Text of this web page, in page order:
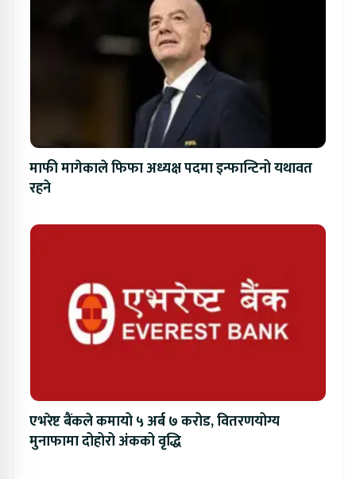
माफी मागेकाले फिफा अध्यक्ष पदमा इन्फान्टिनो यथावत
रहने
एभरेष्ट बैंकले कमायो ५ अर्ब ७ करोड, वितरणयोग्य
मुनाफामा दोहोरो अंकको वृद्धि